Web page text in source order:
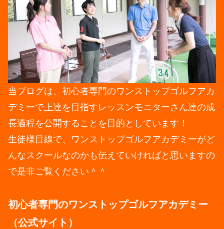
当ブログは、初心者専門のワンストップゴルフアカ
デミーで上達を目指すレッスンモニターさん達の成
長過程を公開することを目的としています！
生徒様目線で、ワンストップゴルフアカデミーがど
んなスクールなのかも伝えていければと思いますの
で是非ご覧ください＾＾
初心者専門のワンストップゴルフアカデミー
（公式サイト）